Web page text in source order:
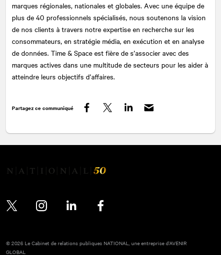
marques régionales, nationales et globales. Avec une équipe de
plus de 40 professionnels spécialisés, nous soutenons la vision
de nos clients à travers notre expertise en recherche sur les
consommateurs, en stratégie média, en exécution et en analyse
de données. Time & Space est fière de s’associer avec des
marques actives dans une multitude de secteurs pour les aider à
atteindre leurs objectifs d’affaires.
Partagez ce communiqué
© 2026 Le Cabinet de relations publiques NATIONAL, une entreprise d’AVENIR
GLOBAL